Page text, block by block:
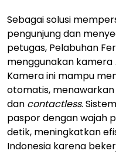
Sebagai solusi
pengunjung dan
petugas, Pelabuhan
menggunakan kamera
Kamera ini mampu
otomatis,
dan contactless.
paspor dengan wajah
detik, meningkatkan
Indonesia karena